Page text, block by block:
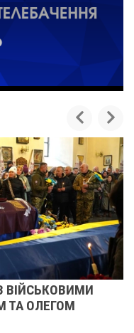
ВІЙСЬКОВИМИ
ТА ОЛЕГОМ